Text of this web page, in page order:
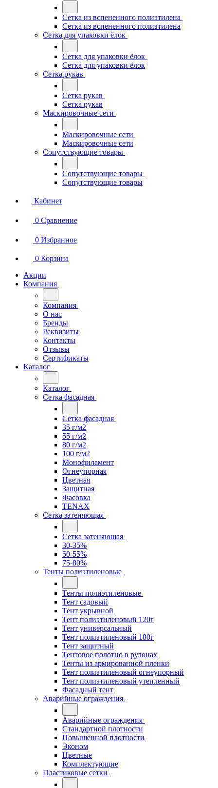
Сетка из вспененного полиэтилена
Сетка из вспененного полиэтилена
Сетка для упаковки ёлок
Сетка для упаковки ёлок
Сетка для упаковки ёлок
Сетка рукав
Сетка рукав
Сетка рукав
Маскировочные сети
Маскировочные сети
Маскировочные сети
Сопутствующие товары
Сопутствующие товары
Сопутствующие товары
Кабинет
0 Сравнение
0 Избранное
0 Корзина
Акции
Компания
Компания
О нас
Бренды
Реквизиты
Контакты
Отзывы
Сертификаты
Каталог
Каталог
Сетка фасадная
Сетка фасадная
35 г/м2
55 г/м2
80 г/м2
100 г/м2
Монофиламент
Огнеупорная
Цветная
Защитная
Фасовка
TENAX
Сетка затеняющая
Сетка затеняющая
30-35%
50-55%
75-80%
Тенты полиэтиленовые
Тенты полиэтиленовые
Тент садовый
Тент укрывной
Тент полиэтиленовый 120г
Тент универсальный
Тент полиэтиленовый 180г
Тент защитный
Тентовое полотно в рулонах
Тенты из армированной пленки
Тент полиэтиленовый огнеупорный
Тент полиэтиленовый утепленный
Фасадный тент
Аварийные ограждения
Аварийные ограждения
Стандартной плотности
Повышенной плотности
Эконом
Цветные
Комплектующие
Пластиковые сетки